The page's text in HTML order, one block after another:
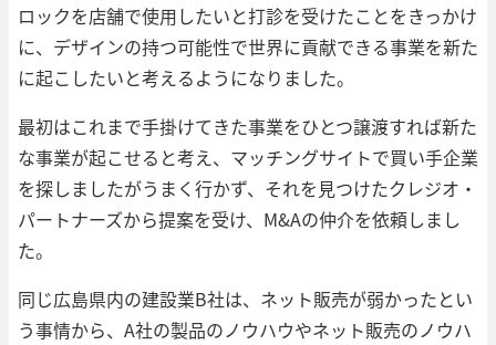
ロックを店舗で使用したいと打診を受けたことをきっかけ
に、デザインの持つ可能性で世界に貢献できる事業を新た
に起こしたいと考えるようになりました。
最初はこれまで手掛けてきた事業をひとつ譲渡すれば新た
な事業が起こせると考え、マッチングサイトで買い手企業
を探しましたがうまく行かず、それを見つけたクレジオ・
パートナーズから提案を受け、M&Aの仲介を依頼しまし
た。
同じ広島県内の建設業B社は、ネット販売が弱かったとい
う事情から、A社の製品のノウハウやネット販売のノウハ